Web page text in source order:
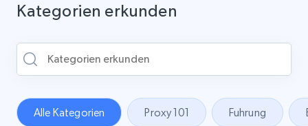
Kategorien erkunden
Alle Kategorien Proxy 101 Fuhrung